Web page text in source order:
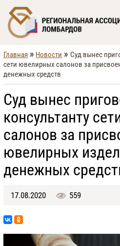
Главная » Новости » Cуд вынес
сети ювелирных салонов за
денежных средств
Cуд вынес
консультанту
салонов за
ювелирных
денежных
17.08.2020 559